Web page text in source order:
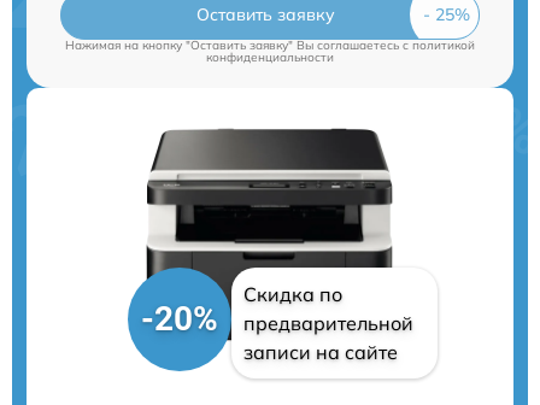
Оставить заявку
Нажимая на кнопку "Оставить заявку" Вы соглашаетесь cполитикой
конфиденциальности
-20%
Скидка по
предварительной
записи на сайте